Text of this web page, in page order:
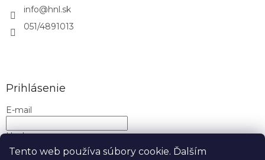
Tento web používa súbory cookie. Ďalším
info@hnl.sk
051/4891013
Prihlásenie
E-mail
Heslo